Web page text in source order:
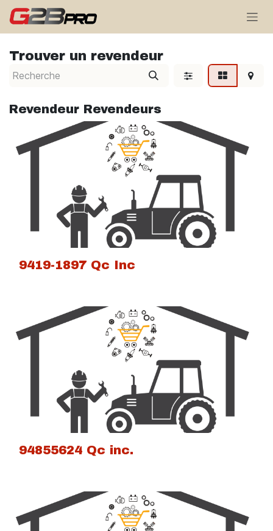
Se rendre au contenu
Trouver un revendeur
Revendeur Revendeurs
9419-1897 Qc Inc
94855624 Qc inc.